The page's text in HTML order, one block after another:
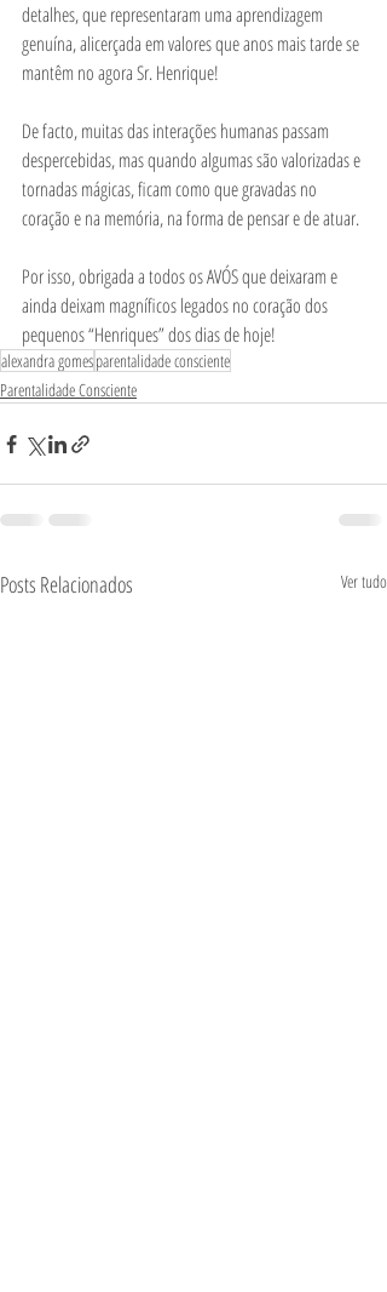
detalhes, que representaram uma aprendizagem
genuína, alicerçada em valores que anos mais tarde se
mantêm no agora Sr. Henrique!
De facto, muitas das interações humanas passam
despercebidas, mas quando algumas são valorizadas e
tornadas mágicas, ficam como que gravadas no
coração e na memória, na forma de pensar e de atuar.
Por isso, obrigada a todos os AVÓS que deixaram e
ainda deixam magníficos legados no coração dos
pequenos “Henriques” dos dias de hoje!
alexandra gomesparentalidade consciente
Parentalidade Consciente
Posts Relacionados Ver tudo